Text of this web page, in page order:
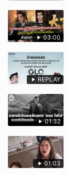
03:00
REPLAY
01:32
01:03